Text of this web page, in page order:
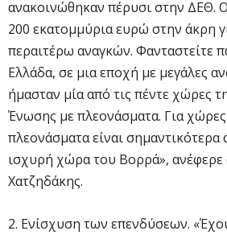
ανακοινώθηκαν πέρυσι στην ΔΕΘ.
200 εκατομμύρια ευρώ στην άκρη
περαιτέρω αναγκών. Φανταστείτε
Ελλάδα, σε μια εποχή με μεγάλες
ήμασταν μία από τις πέντε χώρες
Ένωσης με πλεονάσματα. Για
πλεονάσματα είναι σημαντικότερα
ισχυρή χώρα του Βορρά»,
Χατζηδάκης.
2. Ενίσχυση των επενδύσεων.